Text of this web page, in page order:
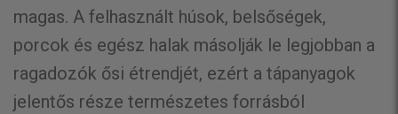
magas. A felhasznált húsok, belsőségek,
porcok és egész halak másolják le legjobban a
ragadozók ősi étrendjét, ezért a tápanyagok
jelentős része természetes forrásból